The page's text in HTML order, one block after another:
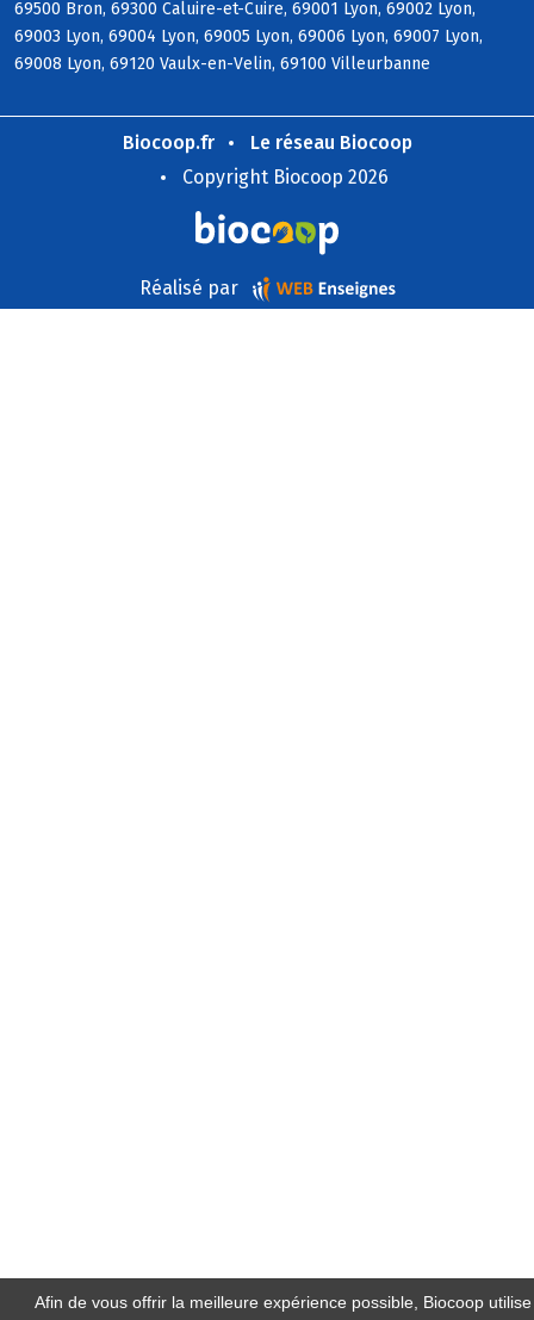
Afin de vous offrir la meilleure expérience possible, Biocoop
69500 Bron, 69300 Caluire-et-Cuire, 69001 Lyon, 69002 Lyon,
69003 Lyon, 69004 Lyon, 69005 Lyon, 69006 Lyon, 69007 Lyon,
69008 Lyon, 69120 Vaulx-en-Velin, 69100 Villeurbanne
Biocoop.fr
Le réseau Biocoop
Copyright Biocoop 2026
Réalisé par